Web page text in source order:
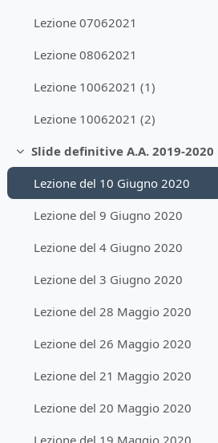
Lezione 07062021
Lezione 08062021
Lezione 10062021 (1)
Lezione 10062021 (2)
Minimizza
Slide definitive A.A. 2019-2020
Lezione del 10 Giugno 2020
Lezione del 9 Giugno 2020
Lezione del 4 Giugno 2020
Lezione del 3 Giugno 2020
Lezione del 28 Maggio 2020
Lezione del 26 Maggio 2020
Lezione del 21 Maggio 2020
Lezione del 20 Maggio 2020